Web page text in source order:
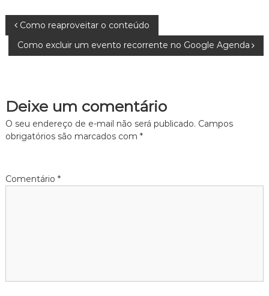
N
a
e
g
ç
Como reaproveitar o conteúdo
Como excluir um evento recorrente no Google Agenda
Deixe um comentário
O seu endereço de e-mail não será publicado. Campos
obrigatórios são marcados com *
Comentário *